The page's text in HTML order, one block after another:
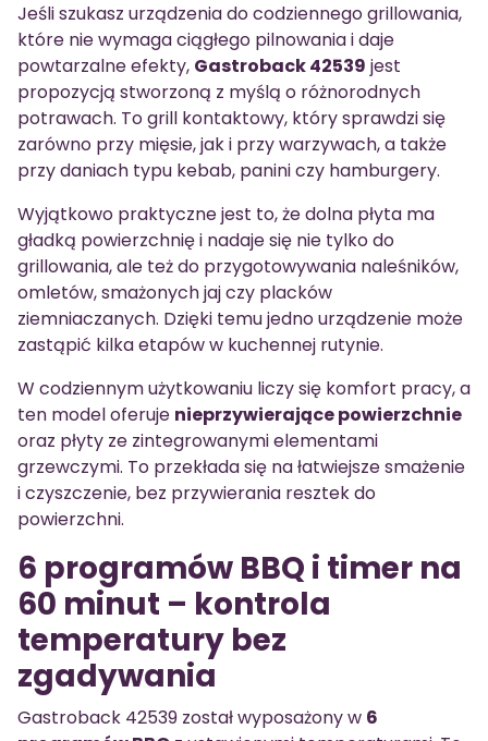
Jeśli szukasz urządzenia do codziennego grillowania,
które nie wymaga ciągłego pilnowania i daje
powtarzalne efekty, Gastroback 42539 jest
propozycją stworzoną z myślą o różnorodnych
potrawach. To grill kontaktowy, który sprawdzi się
zarówno przy mięsie, jak i przy warzywach, a także
przy daniach typu kebab, panini czy hamburgery.
Wyjątkowo praktyczne jest to, że dolna płyta ma
gładką powierzchnię i nadaje się nie tylko do
grillowania, ale też do przygotowywania naleśników,
omletów, smażonych jaj czy placków
ziemniaczanych. Dzięki temu jedno urządzenie może
zastąpić kilka etapów w kuchennej rutynie.
W codziennym użytkowaniu liczy się komfort pracy, a
ten model oferuje nieprzywierające powierzchnie
oraz płyty ze zintegrowanymi elementami
grzewczymi. To przekłada się na łatwiejsze smażenie
i czyszczenie, bez przywierania resztek do
powierzchni.
6 programów BBQ i timer na
60 minut – kontrola
temperatury bez
zgadywania
Gastroback 42539 został wyposażony w 6